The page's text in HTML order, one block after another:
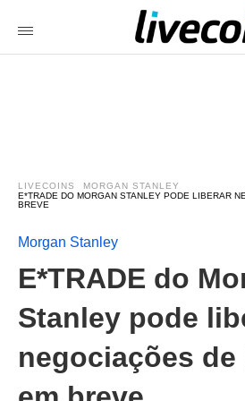
LIVECOINS
MORGAN STANLEY
E*TRADE DO MORGAN STANLEY PODE LIBERAR
BREVE
Morgan Stanley
E*TRADE do
Stanley pode
negociações